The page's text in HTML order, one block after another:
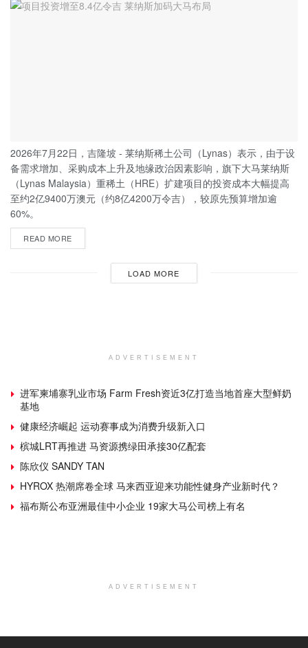
2026年7月22日，吉隆坡 - 莱纳斯稀土公司（Lynas）表示，由于设
备需求增加、采购成本上升及地缘政治因素影响，旗下大马莱纳斯
（Lynas Malaysia）重稀土（HRE）扩建项目的投资成本大幅提高
至约2亿9400万澳元（约8亿4200万令吉），较原先预算增加逾
60%。
READ MORE
LOAD MORE
ADVERTISEMENT
进军柬埔寨乳业市场 Farm Fresh资近3亿打造当地首座大型鲜奶
基地
健康经济崛起 运动赛事成为消费升级新入口
槟城LRT再推进 马资源携绿田承接30亿配套
陈欣仪 SANDY TAN
HYROX 热潮席卷全球 马来西亚迎来功能性健身产业新时代？
福布斯公布亚洲最佳中小企业 19家大马公司榜上有名
ADVERTISEMENT